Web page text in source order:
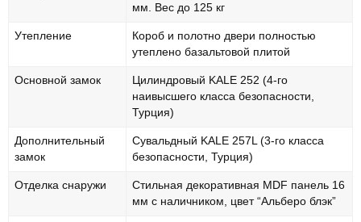
мм. Вес до 125 кг
Утепление
Короб и полотно двери полностью
утеплено базальтовой плитой
Основной замок
Цилиндровый KALE 252 (4-го
наивысшего класса безопасности,
Турция)
Дополнительный
замок
Сувальдный KALE 257L (3-го класса
безопасности, Турция)
Отделка снаружи
Стильная декоративная MDF панель 16
мм с наличником, цвет “Альберо блэк”